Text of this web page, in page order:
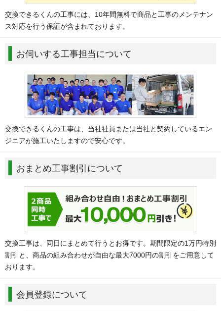
交換できるくんの工事には、10年間無料で商品と工事のメンテナン
ス対応を行う保証が含まれております。
お伺いする工事担当について
交換できるくんの工事は、当社社員または当社と契約しているエン
ジニアが施工いたしますので安心です。
おまとめ工事割引について
交換工事は、同日にまとめて行うとお得です。期間限定の1万円特別
割引と、商品の組み合わせが自由な最大7000円の割引をご用意して
おります。
会員登録について